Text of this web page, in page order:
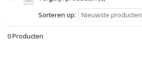
Sorteren op:
Nieuwste producten
0 Producten